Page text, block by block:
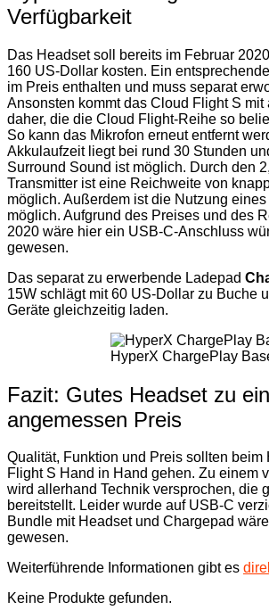
Verfügbarkeit
Das Headset soll bereits im Februar
160 US-Dollar kosten. Ein
im Preis enthalten und muss separat
Ansonsten kommt das Cloud Flight S
daher, die die Cloud Flight-Reihe so
So kann das Mikrofon erneut entfernt
Akkulaufzeit liegt bei rund 30 Stunden
Surround Sound ist möglich. Durch den
Transmitter ist eine Reichweite von
möglich. Außerdem ist die Nutzung
möglich. Aufgrund des Preises und des
2020 wäre hier ein USB-C-Anschluss
gewesen.
Das separat zu erwerbende Ladepad
15W schlägt mit 60 US-Dollar zu Buche
Geräte gleichzeitig laden.
HyperX ChargePlay
Fazit: Gutes Headset zu
angemessen Preis
Qualität, Funktion und Preis sollten beim
Flight S Hand in Hand gehen. Zu einem
wird allerhand Technik versprochen, die
bereitstellt. Leider wurde auf USB-C
Bundle mit Headset und Chargepad
gewesen.
Weiterführende Informationen gibt es
Keine Produkte gefunden.